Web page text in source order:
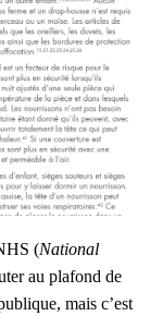
(Natio­nal
au pla­fond de
mais c’est